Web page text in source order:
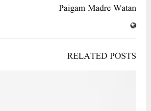
Paigam Madre Watan
RELATED POSTS